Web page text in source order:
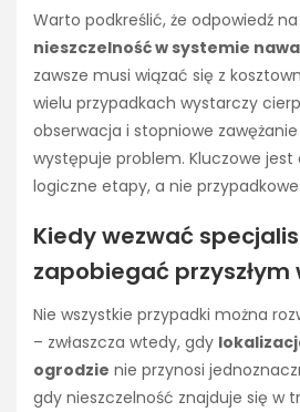
Warto podkreślić, że odpowiedź
nieszczelność w systemie
zawsze musi wiązać się z
wielu przypadkach wystarczy
obserwacja i stopniowe
występuje problem. Kluczowe jest
logiczne etapy, a nie
Kiedy wezwać
zapobiegać przyszłym
Nie wszystkie przypadki można
– zwłaszcza wtedy, gdy
ogrodzie nie przynosi
gdy nieszczelność znajduje się w